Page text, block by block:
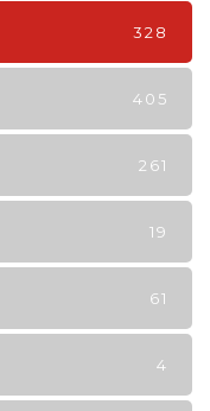
328
405
261
19
61
4